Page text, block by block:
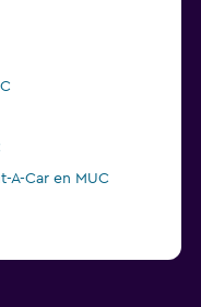
A-Car en MUC